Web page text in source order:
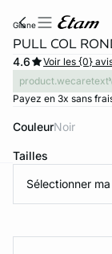
gilane
PULL COL
4.6
Voir les {0}
product.wecaretext
Payez en 3x sans
Couleur noir
Tailles
Sélectionner